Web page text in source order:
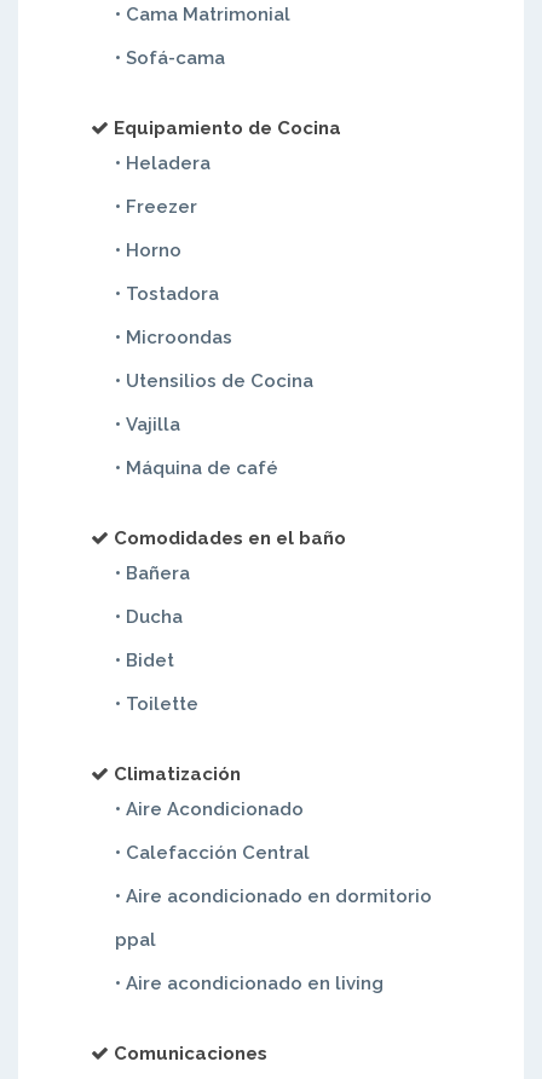
• Cama Matrimonial
• Sofá-cama
Equipamiento de Cocina
• Heladera
• Freezer
• Horno
• Tostadora
• Microondas
• Utensilios de Cocina
• Vajilla
• Máquina de café
Comodidades en el baño
• Bañera
• Ducha
• Bidet
• Toilette
Climatización
• Aire Acondicionado
• Calefacción Central
• Aire acondicionado en dormitorio
ppal
• Aire acondicionado en living
Comunicaciones